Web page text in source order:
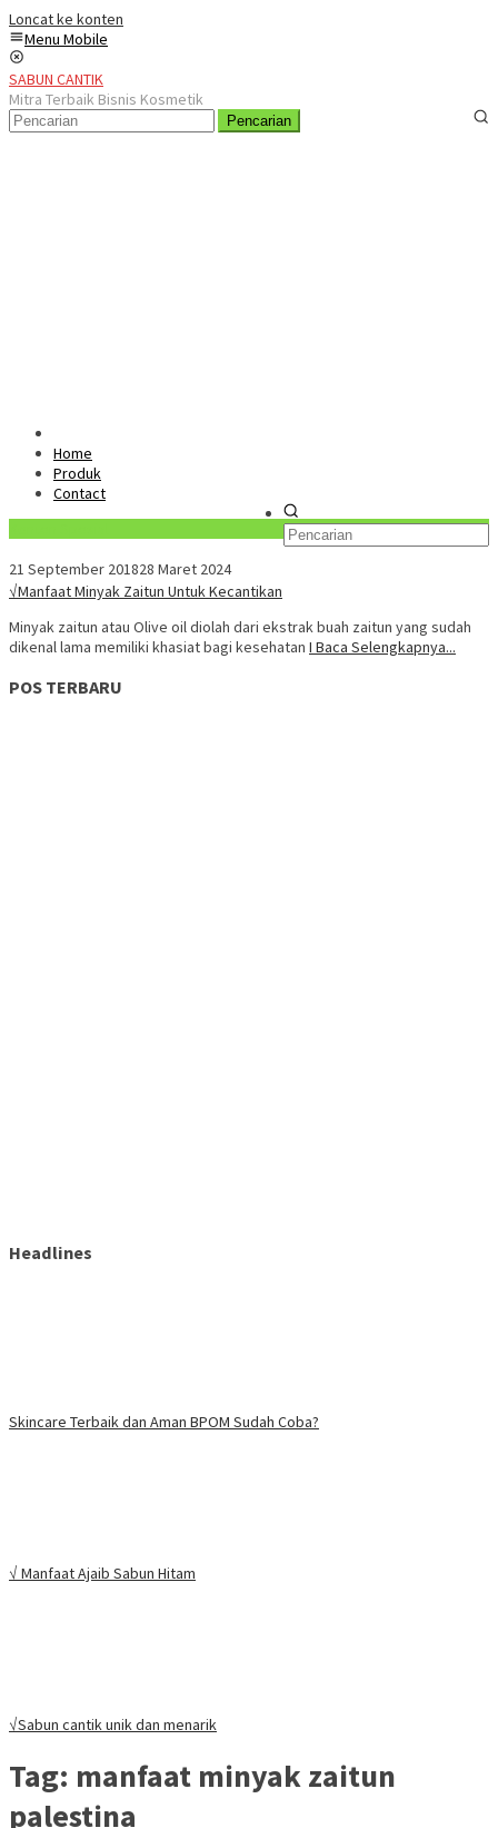
Loncat ke konten
Menu Mobile
SABUN CANTIK
Mitra Terbaik Bisnis Kosmetik
Pencarian
Home
Produk
Contact
21 September 201828 Maret 2024
√Manfaat Minyak Zaitun Untuk Kecantikan
Minyak zaitun atau Olive oil diolah dari ekstrak buah zaitun yang sudah
dikenal lama memiliki khasiat bagi kesehatan I Baca Selengkapnya...
POS TERBARU
Headlines
Skincare Terbaik dan Aman BPOM Sudah Coba?
√ Manfaat Ajaib Sabun Hitam
√Sabun cantik unik dan menarik
Tag: manfaat minyak zaitun
palestina